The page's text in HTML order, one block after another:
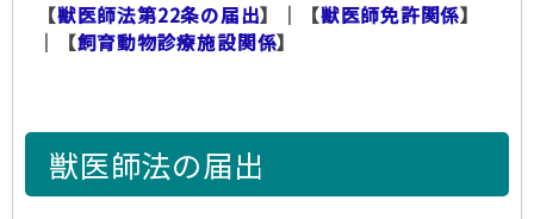
【獣医師法第22条の届出】｜【獣医師免許関係】
｜【飼育動物診療施設関係】
獣医師法の届出